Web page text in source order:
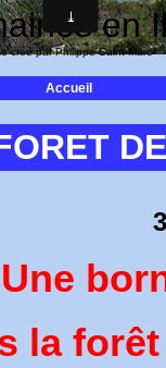
en
créé par Philippe Saint-Marc
Accueil
Une
la